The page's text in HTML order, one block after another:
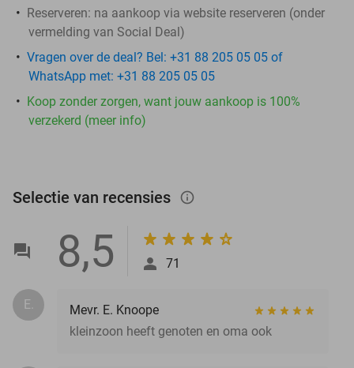
Reserveren: na aankoop via website reserveren (onder
vermelding van Social Deal)
Vragen over de deal? Bel: +31 88 205 05 05 of
WhatsApp met: +31 88 205 05 05
Koop zonder zorgen, want jouw aankoop is 100%
verzekerd (meer info)
Selectie van recensies info_outlined
8,5 71
E.
Mevr. E. Knoope
kleinzoon heeft genoten en oma ook